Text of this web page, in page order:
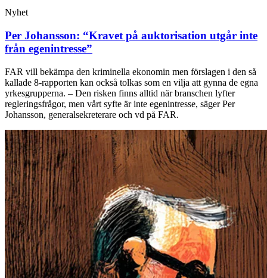
Nyhet
Per Johansson: “Kravet på auktorisation utgår inte
från egenintresse”
FAR vill bekämpa den kriminella ekonomin men förslagen i den så
kallade 8-rapporten kan också tolkas som en vilja att gynna de egna
yrkesgrupperna. – Den risken finns alltid när branschen lyfter
regleringsfrågor, men vårt syfte är inte egenintresse, säger Per
Johansson, generalsekreterare och vd på FAR.